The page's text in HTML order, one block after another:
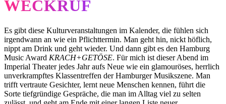
WECKRUF
Es gibt diese Kulturveranstaltungen im Kalender, die fühlen sich
irgendwann an wie ein Pflichttermin. Man geht hin, nickt höflich,
nippt am Drink und geht wieder. Und dann gibt es den Hamburg
Music Award KRACH+GETÖSE. Für mich ist dieser Abend im
Imperial Theater jedes Jahr aufs Neue wie ein glamouröses, herrlich
unverkrampftes Klassentreffen der Hamburger Musikszene. Man
trifft vertraute Gesichter, lernt neue Menschen kennen, führt die
Sorte tiefgründige Gespräche, die man im Alltag viel zu selten